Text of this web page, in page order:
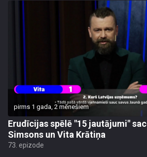
pirms 1 gada, 2 mēnešiem
Erudīcijas spēlē "15 jautājumi"
Simsons un Vita Krātiņa
73. epizode